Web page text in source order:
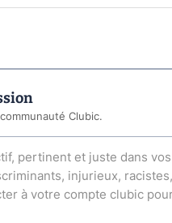
Clubic.